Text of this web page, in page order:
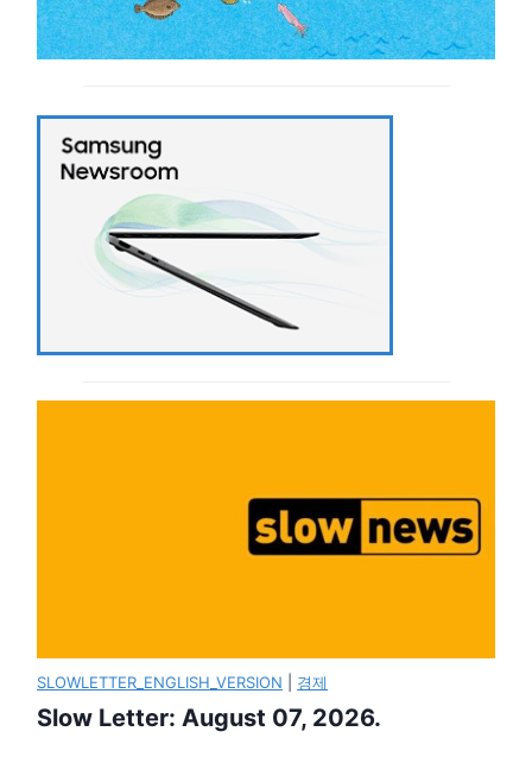
SLOWLETTER_ENGLISH_VERSION 경제
Slow Letter: August 07, 2026.